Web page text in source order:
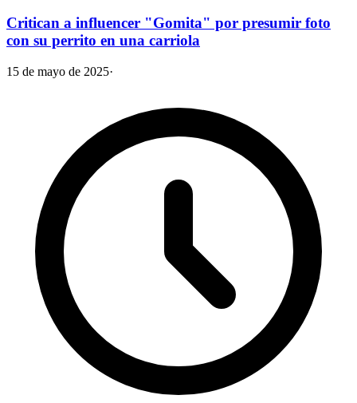
Critican a influencer "Gomita" por presumir foto
con su perrito en una carriola
15 de mayo de 2025·